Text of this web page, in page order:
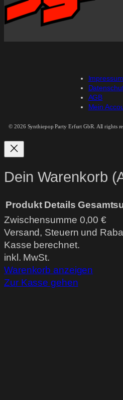
Impressum
AGB
Mein
©2026 Synthiepop Party Erfurt GbR. All rights
Dein Warenkorb
Produkte
im
Warenkorb
Produkt Details
Zwischensumme 0,00 €
Versand, Steuern und
Kasse berechnet.
inkl. MwSt.
Warenkorb anzeigen
Zur Kasse gehen